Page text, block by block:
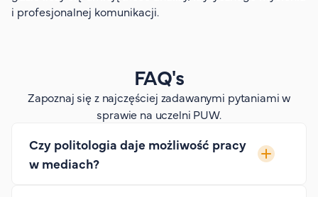
i profesjonalnej komunikacji.
FAQ's
Zapoznaj się z najczęściej zadawanymi pytaniami w
sprawie na uczelni PUW.
Czy politologia daje możliwość pracy
w mediach?